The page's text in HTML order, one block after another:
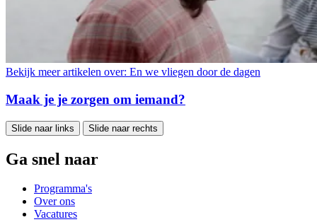
Bekijk meer artikelen over: En we vliegen door de dagen
Maak je je zorgen om iemand?
Slide naar links Slide naar rechts
Ga snel naar
Programma's
Over ons
Vacatures